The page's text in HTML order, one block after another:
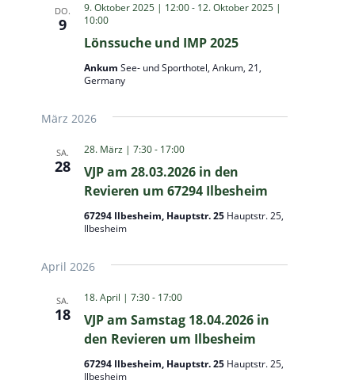
DO.
9
Lönssuche und IMP 2025
9. Oktober 2025 | 12:00- 12. Oktober 2025 |
10:00
Ankum See- und Sporthotel, Ankum, 21,
Germany
März 2026
SA.
28
VJP am 28.03.2026 in den
Revieren um 67294 Ilbesheim
28. März | 7:30- 17:00
67294 Ilbesheim, Hauptstr. 25 Hauptstr. 25,
Ilbesheim
April 2026
SA.
18
VJP am Samstag 18.04.2026 in
den Revieren um Ilbesheim
18. April | 7:30- 17:00
67294 Ilbesheim, Hauptstr. 25 Hauptstr. 25,
Ilbesheim